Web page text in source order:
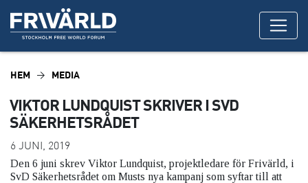
HEM MEDIA
VIKTOR LUNDQUIST SKRIVER I SVD
SÄKERHETSRÅDET
6 JUNI, 2019
Den 6 juni skrev Viktor Lundquist, projektledare för Frivärld, i
SvD Säkerhetsrådet om Musts nya kampanj som syftar till att